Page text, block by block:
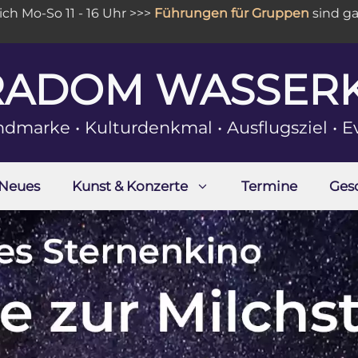
Uhr >>>Führungen für Gruppensind ganzjährig
• Kulturdenkmal • Ausflugsziel •
Neues Kunst & Konzerte Termine